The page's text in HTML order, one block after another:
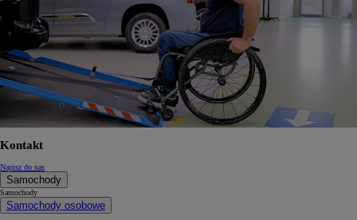
Kontakt
Napisz do nas
Samochody
Samochody
Samochody osobowe